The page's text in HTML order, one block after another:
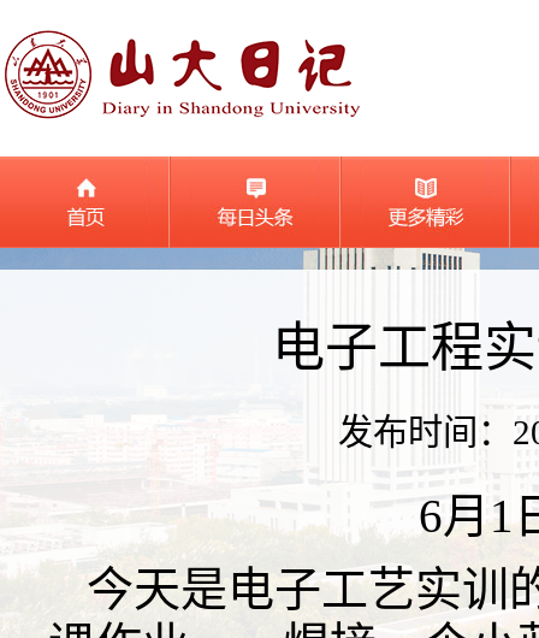
电子工程
发布时间：
6月1
今天是电子工艺实训